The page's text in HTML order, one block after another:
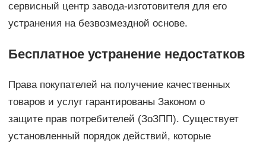
сервисный центр завода-изготовителя для его
устранения на безвозмездной основе.
Бесплатное устранение недостатков
Права покупателей на получение качественных
товаров и услуг гарантированы Законом о
защите прав потребителей (ЗоЗПП). Существует
установленный порядок действий, которые